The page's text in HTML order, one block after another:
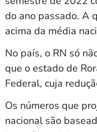
do ano passado. A
acima da média
No país, o RN só
que o estado de
Federal, cuja
Os números que
nacional são